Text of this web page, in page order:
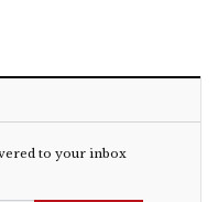
to your inbox